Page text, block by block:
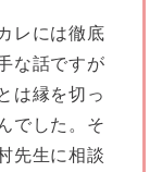
レには徹底
な話ですが
は縁を切っ
でした。そ
先生に相談